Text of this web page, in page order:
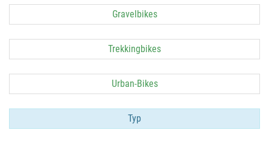
Gravelbikes
Trekkingbikes
Urban-Bikes
Typ